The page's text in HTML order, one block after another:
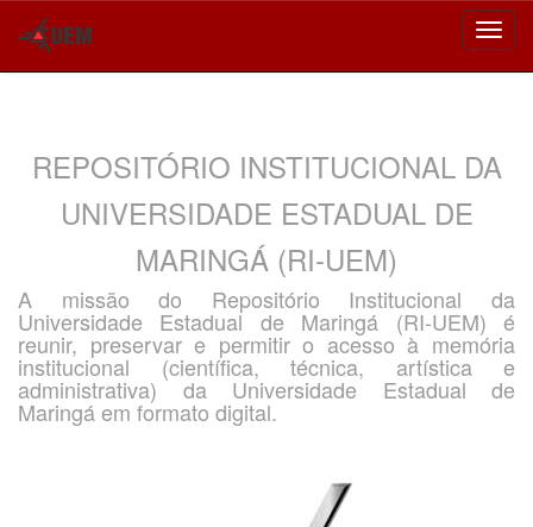
REPOSITÓRIO INSTITUCIONAL DA
UNIVERSIDADE ESTADUAL DE
MARINGÁ (RI-UEM)
A missão do Repositório Institucional da
Universidade Estadual de Maringá (RI-UEM) é
reunir, preservar e permitir o acesso à memória
institucional (científica, técnica, artística e
administrativa) da Universidade Estadual de
Maringá em formato digital.